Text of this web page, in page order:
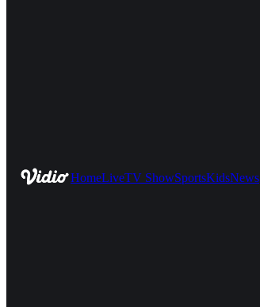
HomeLiveTV ShowSportsKidsNews